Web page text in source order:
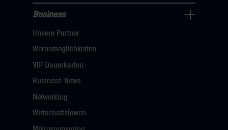
Navigation
öffnen,
dann
klicken
Business
Unsere Partner
Werbemöglichkeiten
VIP Dauerkarten
Business-News
Networking
Wirtschaftslöwen